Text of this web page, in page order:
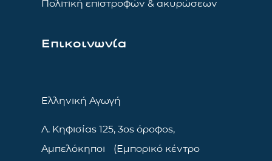
Πολιτική επιστροφών & ακυρώσεων
Επικοινωνία
Ελληνική Αγωγή
Λ. Κηφισίας 125, 3ος όροφος,
Αμπελόκηποι (Εμπορικό κέντρο